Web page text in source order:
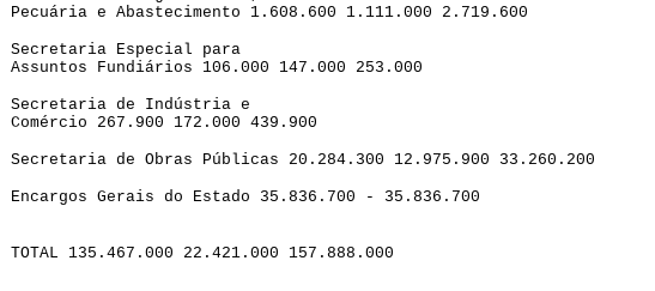
Pecuária e Abastecimento 1.608.600 1.111.000 2.719.600
Secretaria Especial para
Assuntos Fundiários 106.000 147.000 253.000
Secretaria de Indústria e
Comércio 267.900 172.000 439.900
Secretaria de Obras Públicas 20.284.300 12.975.900 33.260.200
Encargos Gerais do Estado 35.836.700 - 35.836.700
TOTAL 135.467.000 22.421.000 157.888.000